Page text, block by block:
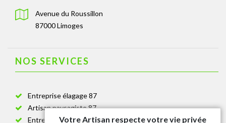
Avenue du Roussillon
87000 Limoges
NOS SERVICES
Entreprise élagage 87
Artisan paysagiste 87
Entreprise de jardinage 87
Votre Artisan respecte votre vie privée